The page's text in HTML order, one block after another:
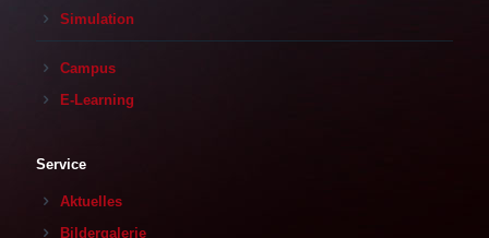
Simulation
Campus
E-Learning
Service
Aktuelles
Bildergalerie